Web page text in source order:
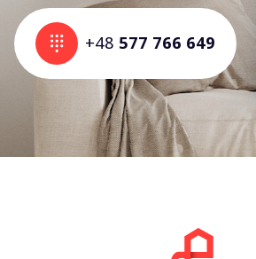
+48 577 766 649